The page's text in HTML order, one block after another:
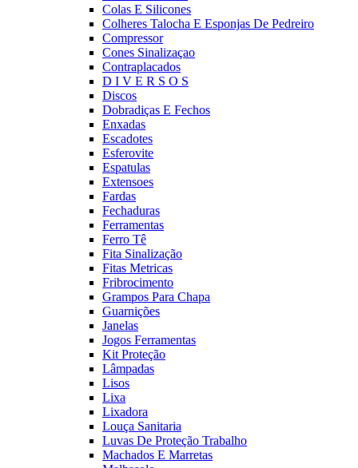
Colas E Silicones
Colheres Talocha E Esponjas De Pedreiro
Compressor
Cones Sinalizaçao
Contraplacados
D I V E R S O S
Discos
Dobradiças E Fechos
Enxadas
Escadotes
Esferovite
Espatulas
Extensoes
Fardas
Fechaduras
Ferramentas
Ferro Tê
Fita Sinalização
Fitas Metricas
Fribrocimento
Grampos Para Chapa
Guarnições
Janelas
Jogos Ferramentas
Kit Proteção
Lâmpadas
Lisos
Lixa
Lixadora
Louça Sanitaria
Luvas De Proteção Trabalho
Machados E Marretas